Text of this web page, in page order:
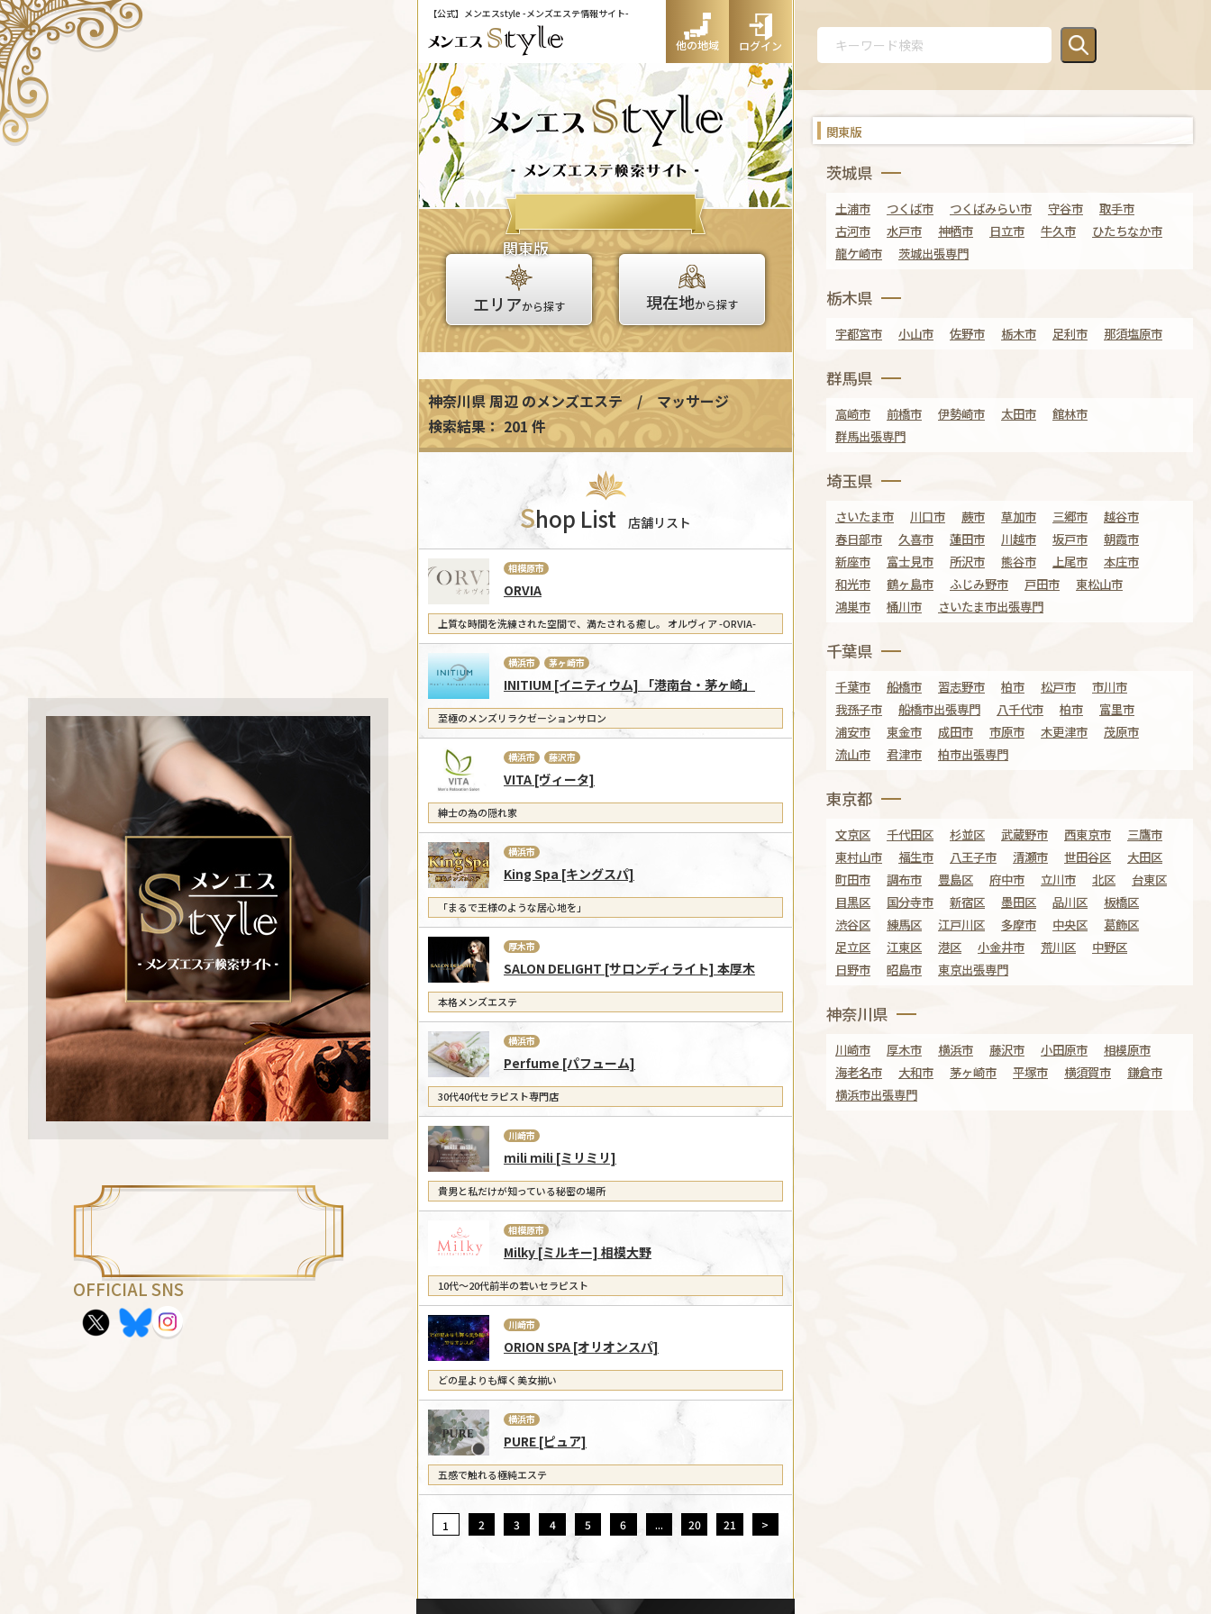
【公式】メンエスstyle -メンズエステ情報サイト-
他の地域 ログイン
OFFICIAL SNS
関東版
茨城県
土浦市 つくば市 つくばみらい市 守谷市
取手市
古河市
水戸市 神栖市 日立市 牛久市
ひたちなか市
龍ケ崎市
茨城出張専門
栃木県
宇都宮市 小山市 佐野市 栃木市 足利市 那須塩原市
群馬県
高崎市 前橋市 伊勢崎市 太田市
館林市
群馬出張専門
埼玉県
さいたま市 川口市 蕨市 草加市 三郷市
越谷市
春日部市
久喜市 蓮田市 川越市 坂戸市
朝霞市
新座市
富士見市 所沢市 熊谷市 上尾市
本庄市
和光市
鶴ヶ島市 ふじみ野市 戸田市
東松山市
鴻巣市
桶川市 さいたま市出張専門
千葉県
千葉市 船橋市 習志野市 柏市 松戸市
市川市
我孫子市
船橋市出張専門 八千代市 柏市
富里市
浦安市
東金市 成田市 市原市 木更津市
茂原市
流山市
君津市 柏市出張専門
東京都
文京区 千代田区 杉並区 武蔵野市 西東京市
三鷹市
東村山市
福生市 八王子市 清瀬市 世田谷区
大田区
町田市
調布市 豊島区 府中市 立川市 北区
台東区
目黒区
国分寺市 新宿区 墨田区 品川区
板橋区
渋谷区
練馬区 江戸川区 多摩市 中央区
葛飾区
足立区
江東区 港区 小金井市 荒川区
中野区
日野市
昭島市 東京出張専門
神奈川県
川崎市 厚木市 横浜市 藤沢市 小田原市
相模原市
海老名市
大和市 茅ヶ崎市 平塚市 横須賀市
鎌倉市
横浜市出張専門
関東版
エリアから探す 現在地から探す
神奈川県 周辺 のメンズエステ / マッサージ
検索結果： 201 件
Shop List 店舗リスト
相模原市
ORVIA
上質な時間を洗練された空間で、満たされる癒し。 オルヴィア -ORVIA-
横浜市 茅ヶ崎市
INITIUM [イニティウム] 「港南台・茅ヶ崎」
至極のメンズリラクゼーションサロン
横浜市 藤沢市
VITA [ヴィータ]
紳士の為の隠れ家
横浜市
King Spa [キングスパ]
「まるで王様のような居心地を」
厚木市
SALON DELIGHT [サロンディライト] 本厚木
本格メンズエステ
横浜市
Perfume [パフューム]
​30代40代セラピスト専門店
川崎市
mili mili [ミリミリ]
貴男と私だけが知っている秘密の場所
相模原市
Milky [ミルキー] 相模大野
10代～20代前半の若いセラピスト
川崎市
ORION SPA [オリオンスパ]
どの星よりも輝く美女揃い
横浜市
PURE [ピュア]
五感で触れる極純エステ
1 2 3 4 5 6 ... 20 21 >